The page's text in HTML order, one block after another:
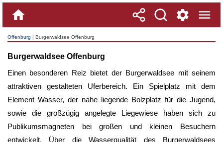
Offenburg | Burgerwaldsee Offenburg
Burgerwaldsee Offenburg
Einen besonderen Reiz bietet der Burgerwaldsee mit seinem
attraktiven gestalteten Uferbereich. Ein Spielplatz mit dem
Element Wasser, der nahe liegende Bolzplatz für die Jugend,
sowie die großzügig angelegte Liegewiese haben sich zu
Publikumsmagneten bei großen und kleinen Besuchern
entwickelt. Über die Wasserqualität des Burgerwaldsees